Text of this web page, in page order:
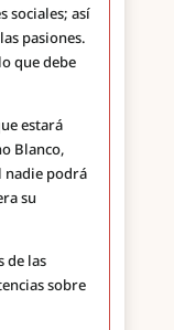
sociales; así
pasiones.
que debe
estará
Blanco,
nadie podrá
su
de las
sobre